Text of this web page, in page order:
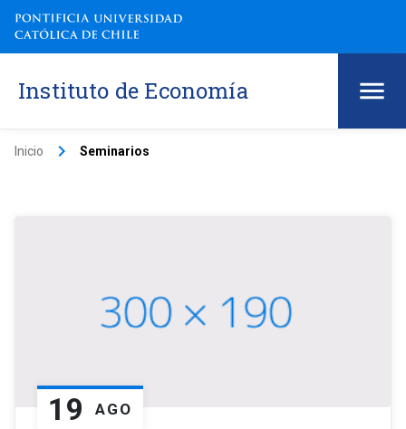
Instituto de Economía
Inicio keyboard_arrow_right Seminarios
19 AGO